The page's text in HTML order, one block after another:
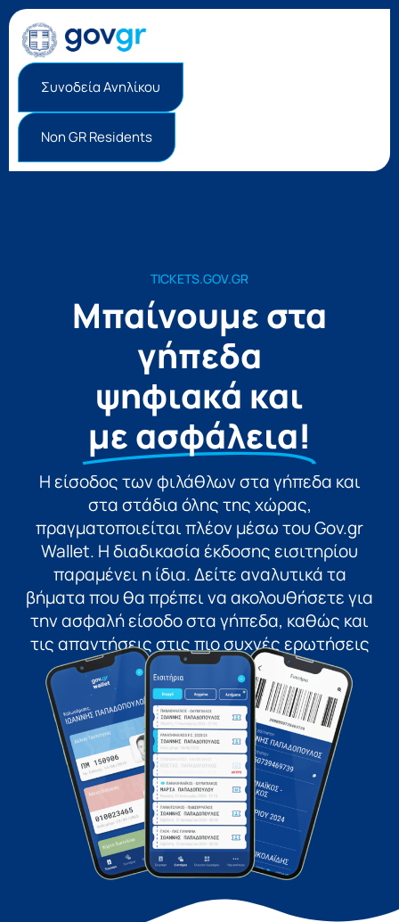
Συνοδεία Ανηλίκου
Non GR Residents
TICKETS.GOV.GR
Μπαίνουμε στα
γήπεδα
ψηφιακά και
με ασφάλεια!
Η είσοδος των φιλάθλων στα γήπεδα και
στα στάδια όλης της χώρας,
πραγματοποιείται πλέον μέσω του Gov.gr
Wallet. Η διαδικασία έκδοσης εισιτηρίου
παραμένει η ίδια. Δείτε αναλυτικά τα
βήματα που θα πρέπει να ακολουθήσετε για
την ασφαλή είσοδο στα γήπεδα, καθώς και
τις απαντήσεις στις πιο συχνές ερωτήσεις